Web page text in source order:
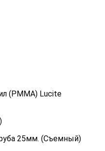
(PMMA) Lucite
25мм. (Съемный)